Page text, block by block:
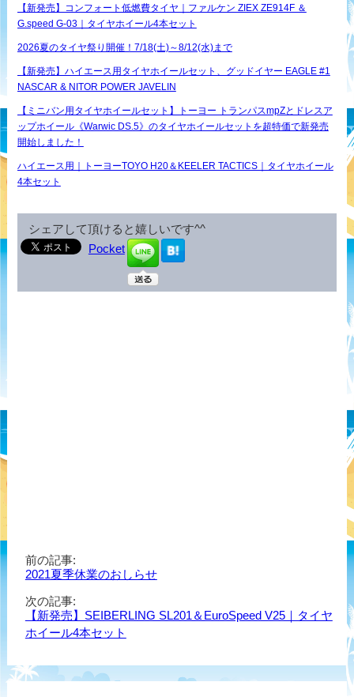
【新発売】コンフォート低燃費タイヤ｜ファルケン ZIEX ZE914F ＆
G.speed G-03｜タイヤホイール4本セット
2026夏のタイヤ祭り開催！7/18(土)～8/12(水)まで
【新発売】ハイエース用タイヤホイールセット、グッドイヤー EAGLE #1
NASCAR & NITOR POWER JAVELIN
【ミニバン用タイヤホイールセット】トーヨー トランパスmpZとドレスア
ップホイール《Warwic DS.5》のタイヤホイールセットを超特価で新発売
開始しました！
ハイエース用｜トーヨーTOYO H20＆KEELER TACTICS｜タイヤホイール
4本セット
シェアして頂けると嬉しいです^^
Pocket
前の記事:
2021夏季休業のおしらせ
次の記事:
【新発売】SEIBERLING SL201＆EuroSpeed V25｜タイヤ
ホイール4本セット